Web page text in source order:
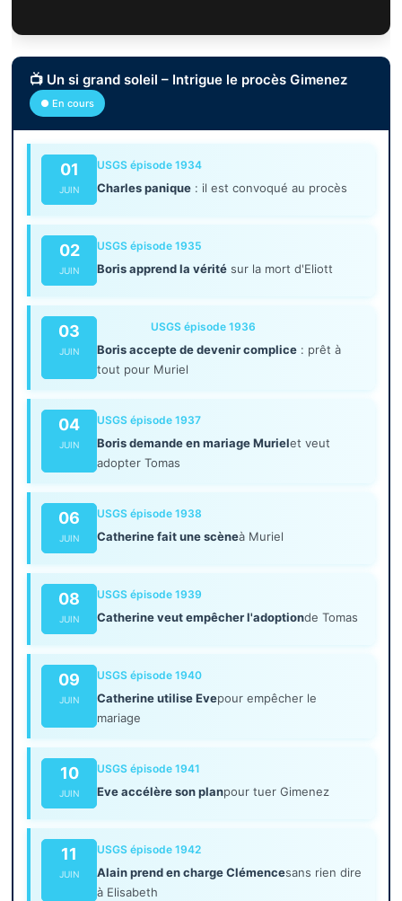
📺 Un si grand soleil – Intrigue le procès Gimenez
● En cours
01
JUIN
USGS épisode 1934
Charles panique : il est convoqué au procès
02
JUIN
USGS épisode 1935
Boris apprend la vérité sur la mort d'Eliott
03
JUIN
USGS épisode 1936
Boris accepte de devenir complice : prêt à
tout pour Muriel
04
JUIN
USGS épisode 1937
Boris demande en mariage Murielet veut
adopter Tomas
06
JUIN
USGS épisode 1938
Catherine fait une scèneà Muriel
08
JUIN
USGS épisode 1939
Catherine veut empêcher l'adoptionde Tomas
09
JUIN
USGS épisode 1940
Catherine utilise Evepour empêcher le
mariage
10
JUIN
USGS épisode 1941
Eve accélère son planpour tuer Gimenez
11
JUIN
USGS épisode 1942
Alain prend en charge Clémencesans rien dire
à Elisabeth